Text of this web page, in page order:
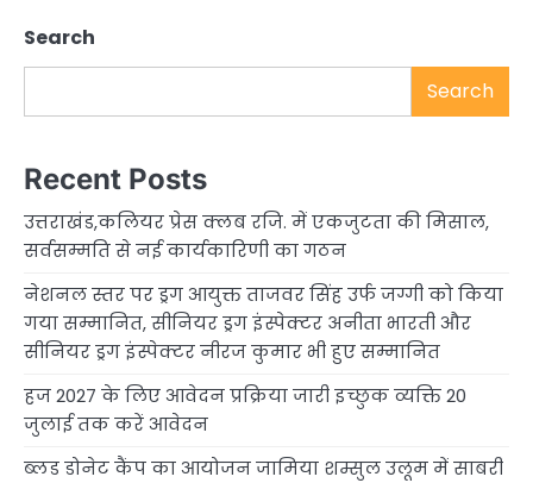
Search
Search
Recent Posts
उत्तराखंड,कलियर प्रेस क्लब रजि. में एकजुटता की मिसाल,
सर्वसम्मति से नई कार्यकारिणी का गठन
नेशनल स्तर पर ड्रग आयुक्त ताजवर सिंह उर्फ जग्गी को किया
गया सम्मानित, सीनियर ड्रग इंस्पेक्टर अनीता भारती और
सीनियर ड्रग इंस्पेक्टर नीरज कुमार भी हुए सम्मानित
हज 2027 के लिए आवेदन प्रक्रिया जारी इच्छुक व्यक्ति 20
जुलाई तक करें आवेदन
ब्लड डोनेट कैंप का आयोजन जामिया शम्सुल उलूम में साबरी